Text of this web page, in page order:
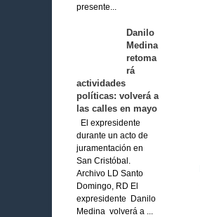
presente...
Danilo
Medina
retoma
rá
actividades
políticas: volverá a
las calles en mayo
El expresidente
durante un acto de
juramentación en
San Cristóbal.
Archivo LD Santo
Domingo, RD El
expresidente Danilo
Medina volverá a ...